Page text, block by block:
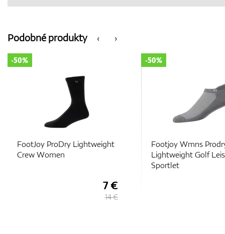
‹
Podobné produkty ›
FootJoy ProDry Lightweight
Crew Women
-50%
7 €
14 €
Footjoy Wmns
Lightweight Golf
Sportlet
-50%